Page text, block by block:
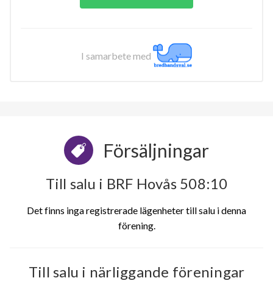
I samarbete med
Försäljningar
Till salu i BRF Hovås 508:10
Det finns inga registrerade lägenheter till salu i denna
förening.
Till salu i närliggande föreningar